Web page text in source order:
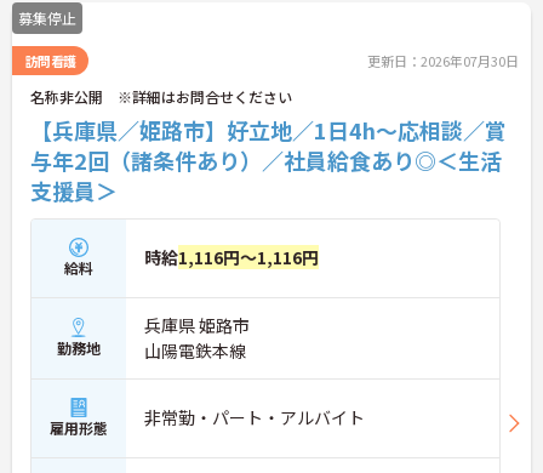
す。ご興味のある方には、面接対策ポイントなど、
さらに詳細をお話ししますのでお気軽にご相談くだ
さい！
募集停止
訪問看護 更新日：2026年07月30日
名称非公開 ※詳細はお問合せください
【兵庫県／姫路市】好立地／1日4h～応相談／賞
与年2回（諸条件あり）／社員給食あり◎＜生活
支援員＞
給料 時給1,116円～1,116円
勤務地
兵庫県 姫路市
山陽電鉄本線
雇用形態 非常勤・パート・アルバイト